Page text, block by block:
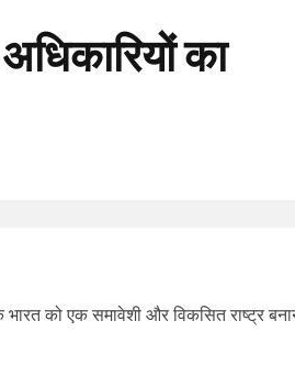
का
भारत को एक समावेशी और विकसित राष्ट्र